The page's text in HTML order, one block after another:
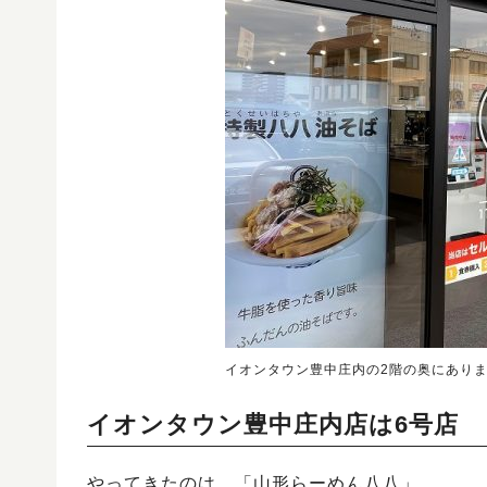
イオンタウン豊中庄内の2階の奥にあり
イオンタウン豊中庄内店は6号店
やってきたのは、「山形らーめん八八」